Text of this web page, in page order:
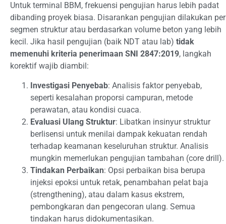
Untuk terminal BBM, frekuensi pengujian harus lebih padat
dibanding proyek biasa. Disarankan pengujian dilakukan per
segmen struktur atau berdasarkan volume beton yang lebih
kecil. Jika hasil pengujian (baik NDT atau lab) tidak
memenuhi kriteria penerimaan SNI 2847:2019, langkah
korektif wajib diambil:
Investigasi Penyebab: Analisis faktor penyebab,
seperti kesalahan proporsi campuran, metode
perawatan, atau kondisi cuaca.
Evaluasi Ulang Struktur: Libatkan insinyur struktur
berlisensi untuk menilai dampak kekuatan rendah
terhadap keamanan keseluruhan struktur. Analisis
mungkin memerlukan pengujian tambahan (core drill).
Tindakan Perbaikan: Opsi perbaikan bisa berupa
injeksi epoksi untuk retak, penambahan pelat baja
(strengthening), atau dalam kasus ekstrem,
pembongkaran dan pengecoran ulang. Semua
tindakan harus didokumentasikan.